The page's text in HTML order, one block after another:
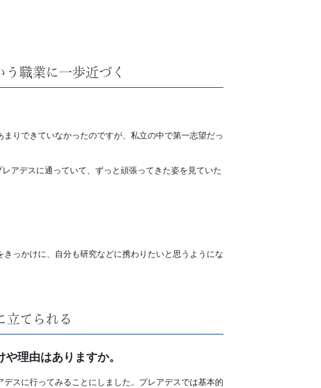
職業に一歩近づく
りできていなかったのですが、私立の中で第一志望だっ
アデスに通っていて、ずっと頑張ってきた姿を見ていた
っかけに、自分も研究などに携わりたいと思うようにな
立てられる
理由はありますか。
スに行ってみることにしました。プレアデスでは基本的